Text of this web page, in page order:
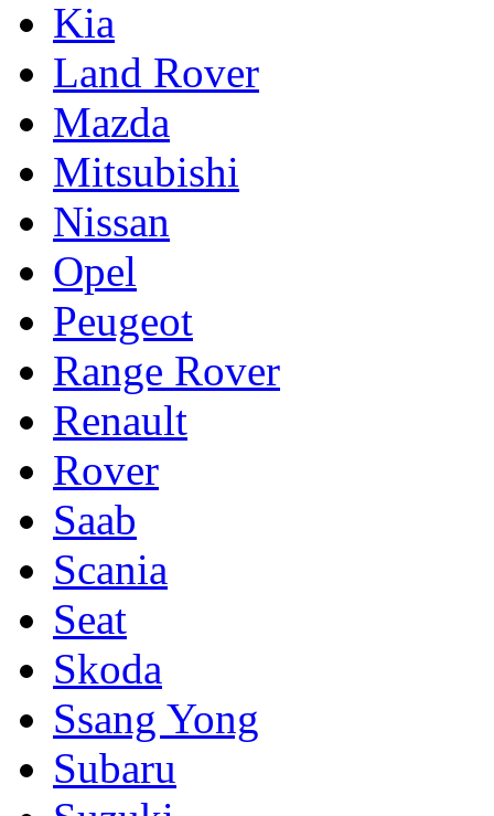
Kia
Land Rover
Mazda
Mitsubishi
Nissan
Opel
Peugeot
Range Rover
Renault
Rover
Saab
Scania
Seat
Skoda
Ssang Yong
Subaru